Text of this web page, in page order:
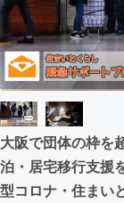
テク
映像
まち
大阪で団体の枠を
泊・居宅移行支援
型コロナ・住まい